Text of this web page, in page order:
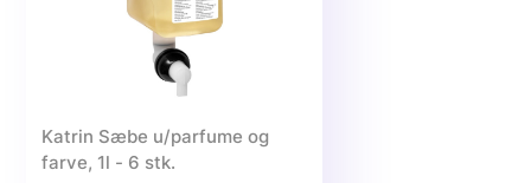
Katrin Sæbe u/parfume og
farve, 1l - 6 stk.